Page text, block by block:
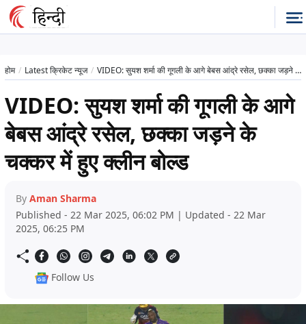
होम Latest क्रिकेट न्यूज VIDEO: सुयश शर्मा की गूगली के आगे बेबस आंद्रे रसेल, छक्का जड़ने के चक्कर में हुए क्लीन बोल्ड
VIDEO: सुयश शर्मा की गूगली के आगे
बेबस आंद्रे रसेल, छक्का जड़ने के
चक्कर में हुए क्लीन बोल्ड
By Aman Sharma
Published - 22 Mar 2025, 06:02 PM | Updated - 22 Mar
2025, 06:25 PM
Follow Us